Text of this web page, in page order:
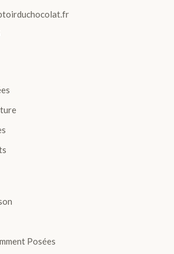
Posées